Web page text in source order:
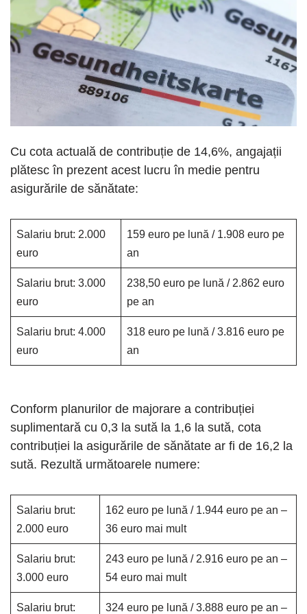
Cu cota actuală de contribuție de 14,6%, angajații
plătesc în prezent acest lucru în medie pentru
asigurările de sănătate:
Salariu brut: 2.000
euro
159 euro pe lună / 1.908 euro pe
an
Salariu brut: 3.000
euro
238,50 euro pe lună / 2.862 euro
pe an
Salariu brut: 4.000
euro
318 euro pe lună / 3.816 euro pe
an
Conform planurilor de majorare a contribuției
suplimentară cu 0,3 la sută la 1,6 la sută, cota
contribuției la asigurările de sănătate ar fi de 16,2 la
sută. Rezultă următoarele numere:
Salariu brut:
2.000 euro
162 euro pe lună / 1.944 euro pe an –
36 euro mai mult
Salariu brut:
3.000 euro
243 euro pe lună / 2.916 euro pe an –
54 euro mai mult
Salariu brut: 324 euro pe lună / 3.888 euro pe an –